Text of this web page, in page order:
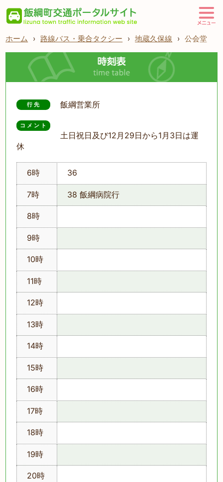
ホーム › 路線バス・乗合タクシー › 地蔵久保線 › 公会堂
行先 飯綱営業所
コメント
土日祝日及び12月29日から1月3日は運
休
6時 36
7時 38 飯綱病院行
8時
9時
10時
11時
12時
13時
14時
15時
16時
17時
18時
19時
20時